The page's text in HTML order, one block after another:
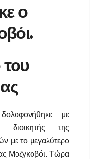
ο
του
με
της
με το μεγαλύτερο
Μοζγκοβόι. Τώρα